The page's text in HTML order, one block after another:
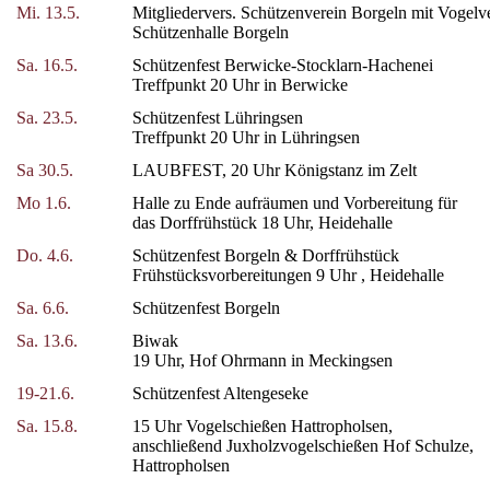
Mi. 13.5.
Mitgliedervers. Schützenverein Borgeln mit
Schützenhalle Borgeln
Sa. 16.5.
Schützenfest Berwicke-Stocklarn-Hachenei
Treffpunkt 20 Uhr in Berwicke
Sa. 23.5.
Schützenfest Lühringsen
Treffpunkt 20 Uhr in Lühringsen
Sa 30.5.
LAUBFEST, 20 Uhr Königstanz im Zelt
Mo 1.6.
Halle zu Ende aufräumen und Vorbereitung für
das Dorffrühstück 18 Uhr, Heidehalle
Do. 4.6.
Schützenfest Borgeln & Dorffrühstück
Frühstücksvorbereitungen 9 Uhr , Heidehalle
Sa. 6.6.
Schützenfest Borgeln
Sa. 13.6.
Biwak
19 Uhr, Hof Ohrmann in Meckingsen
19-21.6.
Schützenfest Altengeseke
Sa. 15.8.
15 Uhr Vogelschießen Hattropholsen,
anschließend Juxholzvogelschießen Hof Schulze,
Hattropholsen